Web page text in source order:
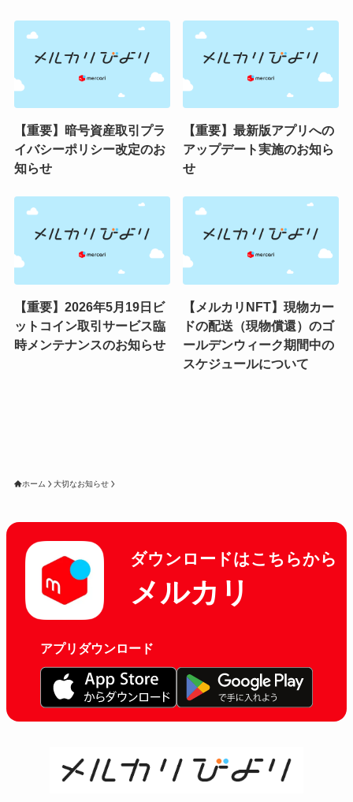
【重要】暗号資産取引プラ
イバシーポリシー改定のお
知らせ
【重要】最新版アプリへの
アップデート実施のお知ら
せ
【重要】2026年5月19日ビ
ットコイン取引サービス臨
時メンテナンスのお知らせ
【メルカリNFT】現物カー
ドの配送（現物償還）のゴ
ールデンウィーク期間中の
スケジュールについて
ホーム 大切なお知らせ
ダウンロードはこちらから
メルカリ
アプリダウンロード